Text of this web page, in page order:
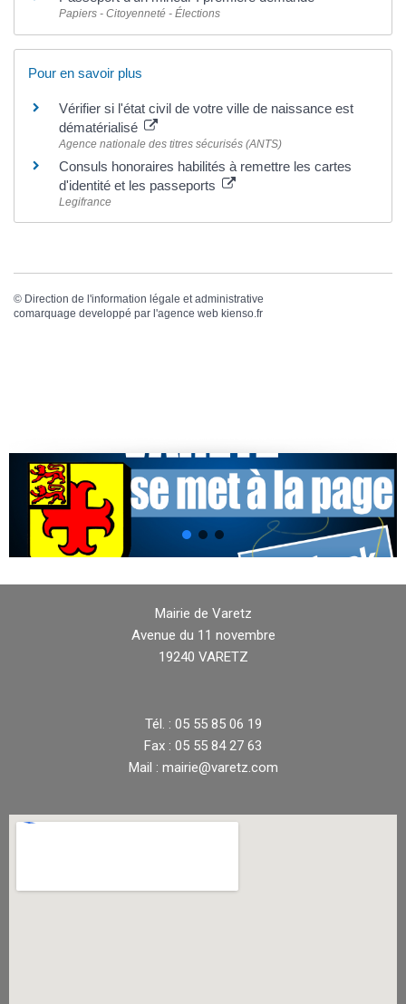
Papiers - Citoyenneté - Élections
Pour en savoir plus
Vérifier si l'état civil de votre ville de naissance est
dématérialisé
Agence nationale des titres sécurisés (ANTS)
Consuls honoraires habilités à remettre les cartes
d'identité et les passeports
Legifrance
© Direction de l'information légale et administrative
comarquage developpé par l'agence web kienso.fr
Mairie de Varetz
Avenue du 11 novembre
19240 VARETZ
Tél. : 05 55 85 06 19
Fax : 05 55 84 27 63
Mail : mairie@varetz.com